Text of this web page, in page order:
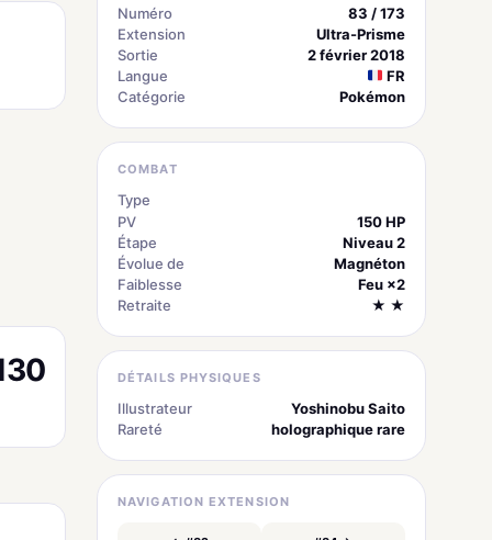
Numéro
83 / 173
Extension
Ultra-Prisme
Sortie
2 février 2018
Langue
FR
Catégorie
Pokémon
COMBAT
Type
PV
150 HP
Étape
Niveau 2
Évolue de
Magnéton
Faiblesse
Feu ×2
Retraite
★ ★
DÉTAILS PHYSIQUES
Illustrateur
Yoshinobu Saito
Rareté
holographique rare
NAVIGATION EXTENSION